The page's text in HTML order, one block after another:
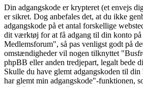
Din adgangskode er krypteret (et envejs
er sikret. Dog anbefales det, at du ikke
adgangskode på et antal forskellige
dit værktøj for at få adgang til din konto
Medlemsforum", så pas venligst godt på
omstændigheder vil nogen tilknyttet
phpBB eller anden tredjepart, legalt bede
Skulle du have glemt adgangskoden til
har glemt min adgangskode"-funktionen,